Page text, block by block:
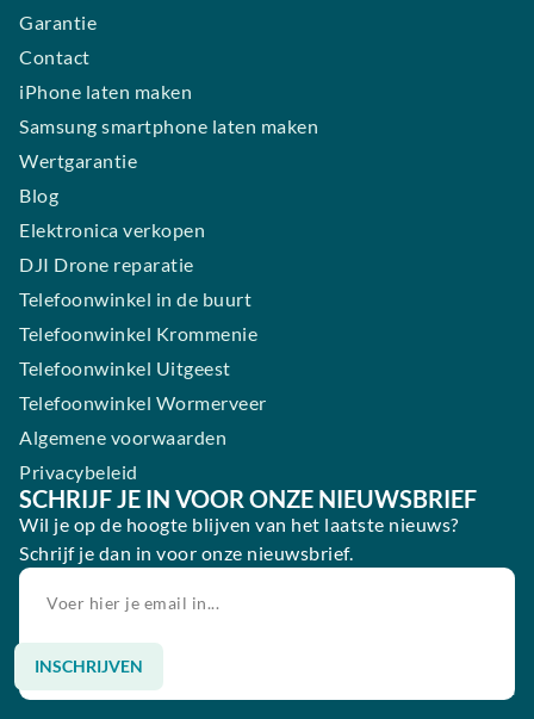
Garantie
Contact
iPhone laten maken
Samsung smartphone laten maken
Wertgarantie
Blog
Elektronica verkopen
DJI Drone reparatie
Telefoonwinkel in de buurt
Telefoonwinkel Krommenie
Telefoonwinkel Uitgeest
Telefoonwinkel Wormerveer
Algemene voorwaarden
Privacybeleid
SCHRIJF JE IN VOOR ONZE NIEUWSBRIEF
Wil je op de hoogte blijven van het laatste nieuws?
Schrijf je dan in voor onze nieuwsbrief.
INSCHRIJVEN
Alternative: